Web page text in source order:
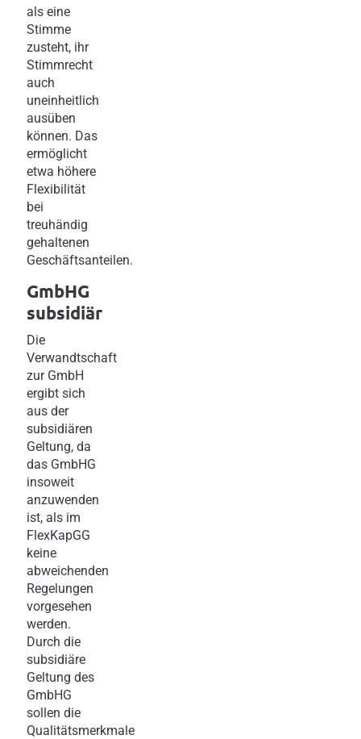
als eine
Stimme
zusteht, ihr
Stimmrecht
auch
uneinheitlich
ausüben
können. Das
ermöglicht
etwa höhere
Flexibilität
bei
treuhändig
gehaltenen
Geschäftsanteilen.
GmbHG
subsidiär
Die
Verwandtschaft
zur GmbH
ergibt sich
aus der
subsidiären
Geltung, da
das GmbHG
insoweit
anzuwenden
ist, als im
FlexKapGG
keine
abweichenden
Regelungen
vorgesehen
werden.
Durch die
subsidiäre
Geltung des
GmbHG
sollen die
Qualitätsmerkmale